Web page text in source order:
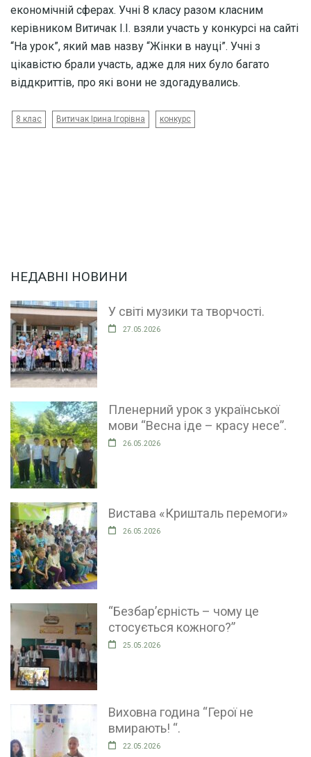
економічній сферах. Учні 8 класу разом класним
керівником Витичак І.І. взяли участь у конкурсі на сайті
“На урок”, який мав назву “Жінки в науці”. Учні з
цікавістю брали участь, адже для них було багато
віддкриттів, про які вони не здогадувались.
8 клас Витичак Ірина Ігорівна конкурс
НЕДАВНІ НОВИНИ
У світі музики та творчості.
27.05.2026
Пленерний урок з української
мови “Весна іде – красу несе”.
26.05.2026
Вистава «Кришталь перемоги»
26.05.2026
“Безбар’єрність – чому це
стосується кожного?”
25.05.2026
Виховна година “Герої не
вмирають! “.
22.05.2026